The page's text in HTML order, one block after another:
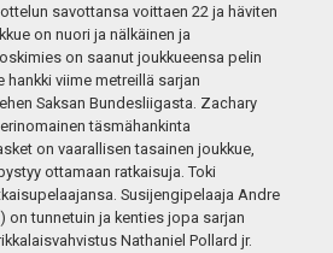
savottansa voittaen 22 ja häviten
on nuori ja nälkäinen ja
on saanut joukkueensa pelin
hankki viime metreillä sarjan
Saksan Bundesliigasta. Zachary
täsmähankinta
on vaarallisen tasainen joukkue,
ottamaan ratkaisuja. Toki
Susijengipelaaja Andre
on tunnetuin ja kenties jopa sarjan
Nathaniel Pollard jr.